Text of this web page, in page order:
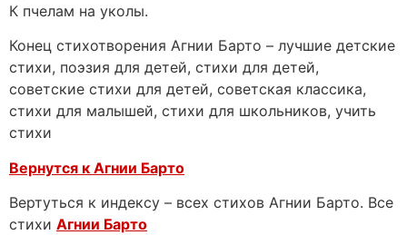
К пчелам на уколы.
Конец стихотворения Агнии Барто – лучшие детские
стихи, поэзия для детей, стихи для детей,
советские стихи для детей, советская классика,
стихи для малышей, стихи для школьников, учить
стихи
Вернутся к Агнии Барто
Вертуться к индексу – всех стихов Агнии Барто. Все
стихи Агнии Барто